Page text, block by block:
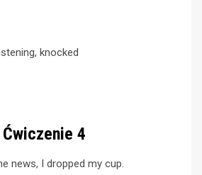
knocked
4
news, I dropped my cup.